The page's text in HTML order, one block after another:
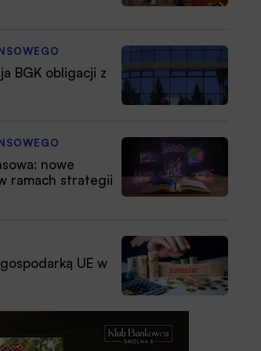
BGK obligacji z
nowe
ramach strategii
UE w